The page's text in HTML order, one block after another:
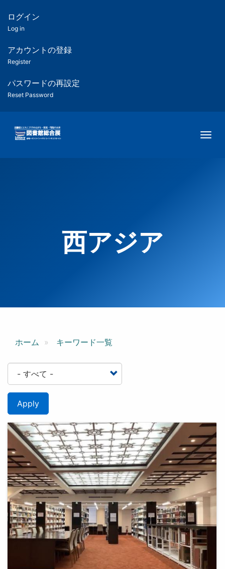
ツ
匿
名
ユ
ー
ー
用
メ
ログイン
Log in
アカウントの登録
Register
パスワードの再設定
Reset Password
西アジア
ホーム キーワード一覧
Apply